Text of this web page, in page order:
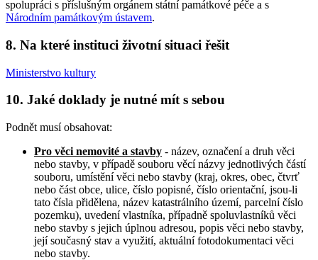
spolupráci s příslušným orgánem státní památkové péče a s
Národním památkovým ústavem.
8. Na které instituci životní situaci řešit
Ministerstvo kultury
10. Jaké doklady je nutné mít s sebou
Podnět musí obsahovat:
Pro věci nemovité a stavby - název, označení a druh věci
nebo stavby, v případě souboru věcí názvy jednotlivých částí
souboru, umístění věci nebo stavby (kraj, okres, obec, čtvrť
nebo část obce, ulice, číslo popisné, číslo orientační, jsou-li
tato čísla přidělena, název katastrálního území, parcelní číslo
pozemku), uvedení vlastníka, případně spoluvlastníků věci
nebo stavby s jejich úplnou adresou, popis věci nebo stavby,
její současný stav a využití, aktuální fotodokumentaci věci
nebo stavby.